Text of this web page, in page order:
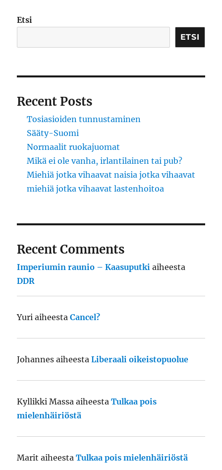
Etsi
ETSI
Recent Posts
Tosiasioiden tunnustaminen
Sääty-Suomi
Normaalit ruokajuomat
Mikä ei ole vanha, irlantilainen tai pub?
Miehiä jotka vihaavat naisia jotka vihaavat
miehiä jotka vihaavat lastenhoitoa
Recent Comments
Imperiumin raunio – Kaasuputki aiheesta
DDR
Yuri aiheestaCancel?
Johannes aiheestaLiberaali oikeistopuolue
Kyllikki Massa aiheestaTulkaa pois
mielenhäiriöstä
Marit aiheestaTulkaa pois mielenhäiriöstä